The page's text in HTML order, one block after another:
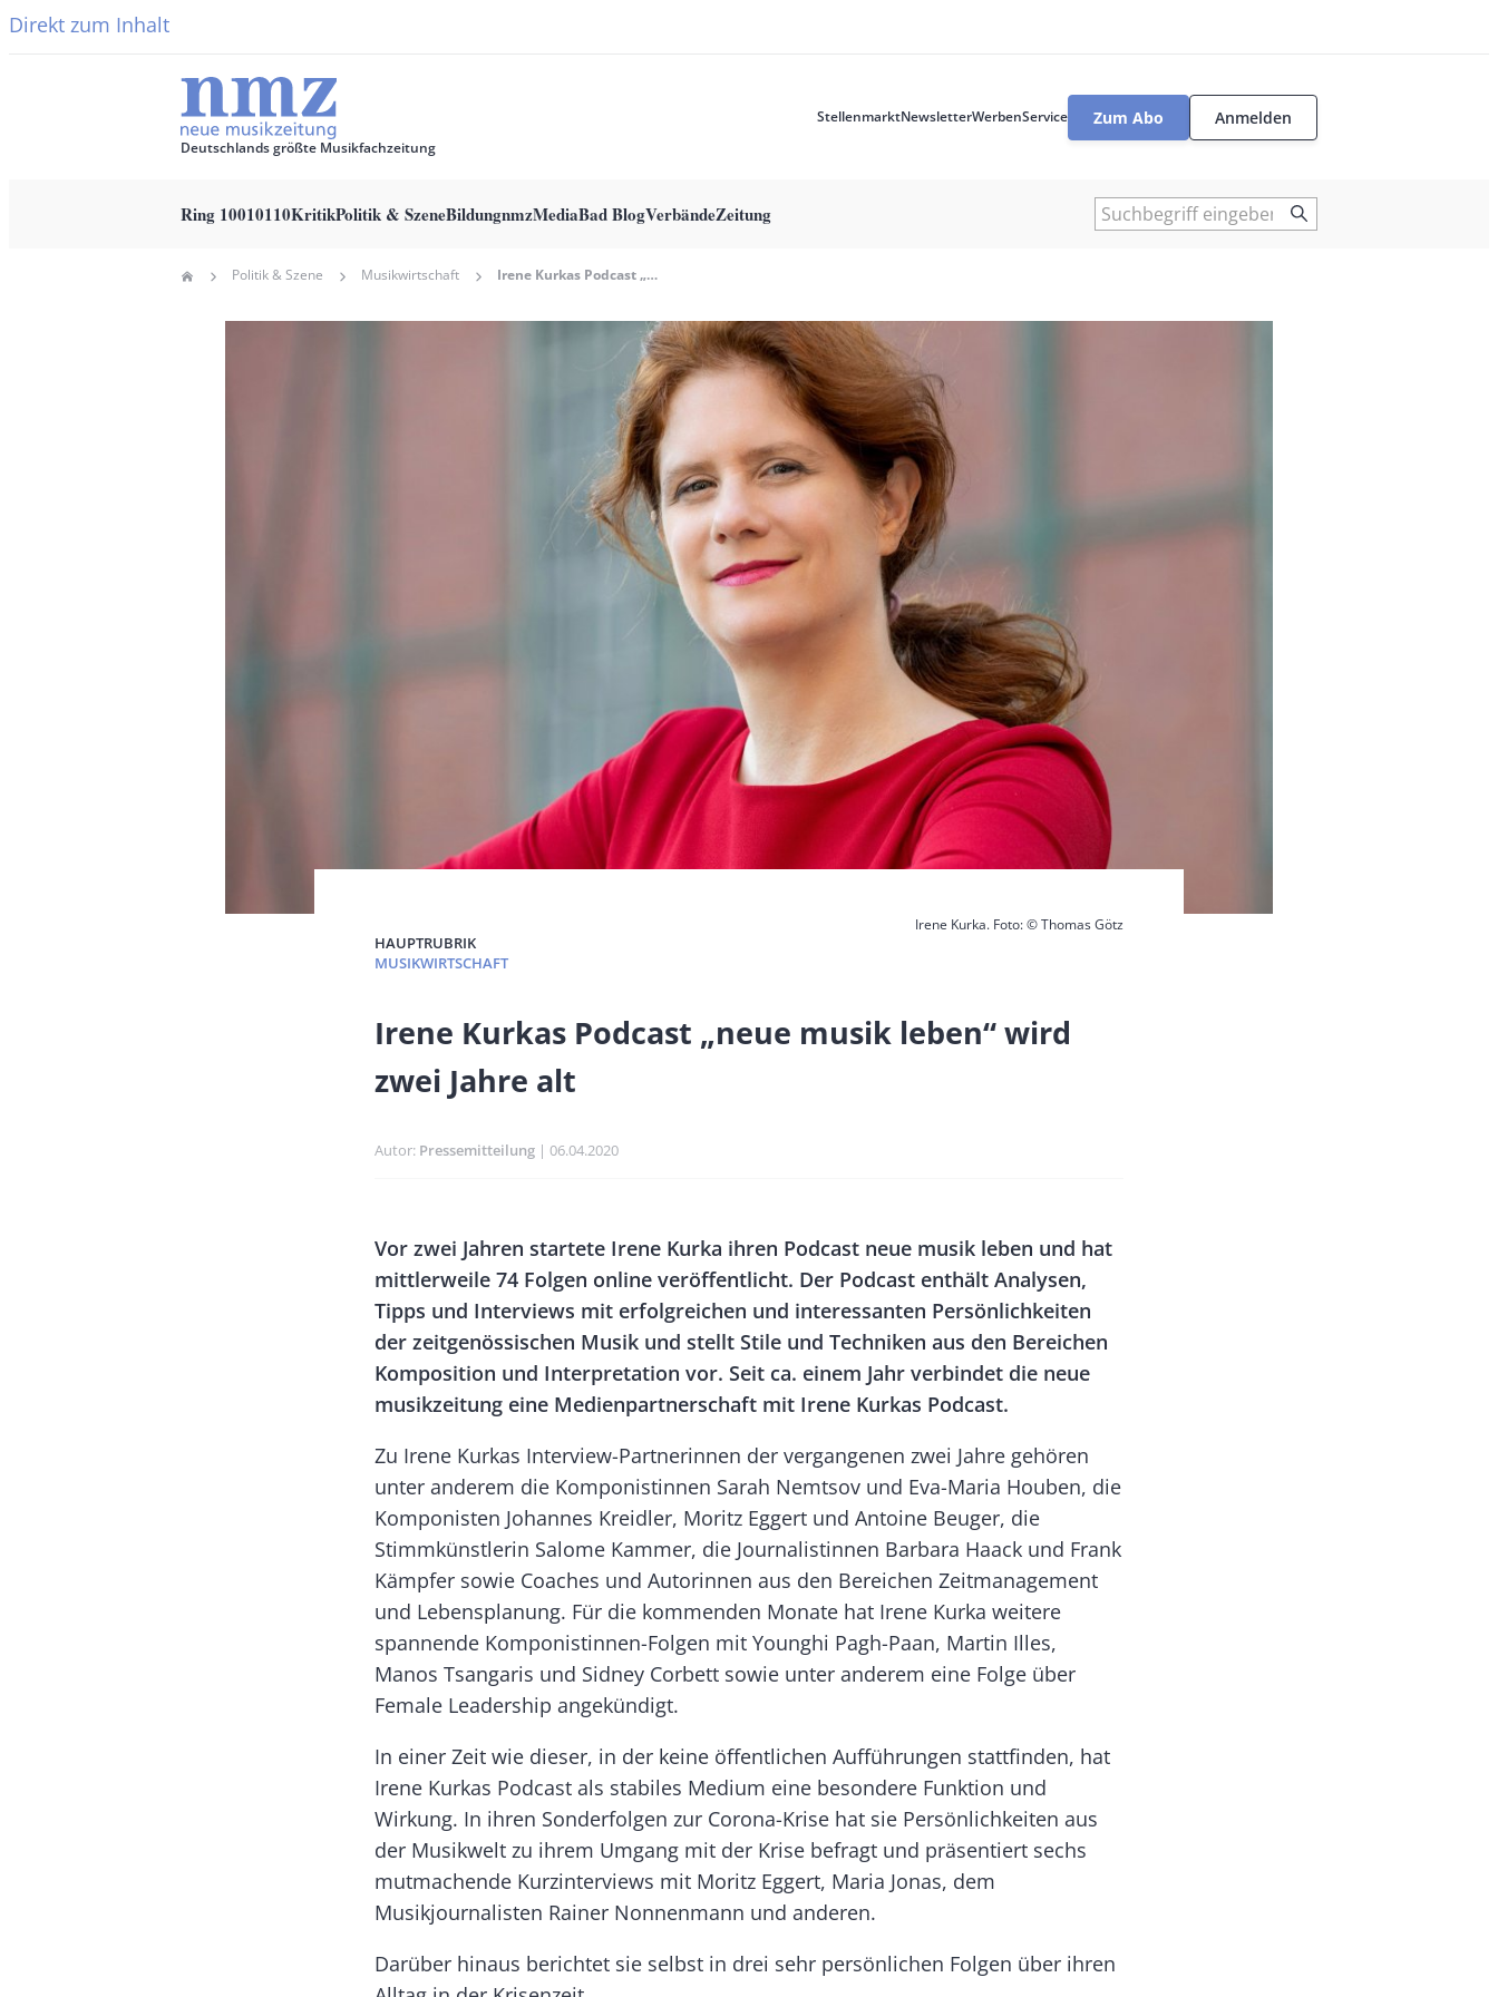
Direkt zum Inhalt
Deutschlands größte Musikfachzeitung
StellenmarktNewsletterWerbenService
User
Zum Abo Anmelden
navigation
Ring 10010110KritikPolitik & SzeneBildungnmzMediaBad BlogVerbändeZeitung Suche
Pfadnavigation
Home Politik & Szene Musikwirtschaft Irene Kurkas Podcast „neue Musik Leben“ Wird Zwei Jahre Alt
Irene Kurka. Foto: © Thomas Götz
HAUPTRUBRIK
MUSIKWIRTSCHAFT
Banner
Size
Irene Kurkas Podcast „neue musik leben“ wird
zwei Jahre alt
Autor Pressemitteilung Publikationsdatum
06.04.2020
Rectangle
Left
Rectangle
Right
Body
Vor zwei Jahren startete Irene Kurka ihren Podcast neue musik leben und hat
mittlerweile 74 Folgen online veröffentlicht. Der Podcast enthält Analysen,
Tipps und Interviews mit erfolgreichen und interessanten Persönlichkeiten
der zeitgenössischen Musik und stellt Stile und Techniken aus den Bereichen
Komposition und Interpretation vor. Seit ca. einem Jahr verbindet die neue
musikzeitung eine Medienpartnerschaft mit Irene Kurkas Podcast.
Zu Irene Kurkas Interview-Partnerinnen der vergangenen zwei Jahre gehören
unter anderem die Komponistinnen Sarah Nemtsov und Eva-Maria Houben, die
Komponisten Johannes Kreidler, Moritz Eggert und Antoine Beuger, die
Stimmkünstlerin Salome Kammer, die Journalistinnen Barbara Haack und Frank
Kämpfer sowie Coaches und Autorinnen aus den Bereichen Zeitmanagement
und Lebensplanung. Für die kommenden Monate hat Irene Kurka weitere
spannende Komponistinnen-Folgen mit Younghi Pagh-Paan, Martin Illes,
Manos Tsangaris und Sidney Corbett sowie unter anderem eine Folge über
Female Leadership angekündigt.
In einer Zeit wie dieser, in der keine öffentlichen Aufführungen stattfinden, hat
Irene Kurkas Podcast als stabiles Medium eine besondere Funktion und
Wirkung. In ihren Sonderfolgen zur Corona-Krise hat sie Persönlichkeiten aus
der Musikwelt zu ihrem Umgang mit der Krise befragt und präsentiert sechs
mutmachende Kurzinterviews mit Moritz Eggert, Maria Jonas, dem
Musikjournalisten Rainer Nonnenmann und anderen.
Darüber hinaus berichtet sie selbst in drei sehr persönlichen Folgen über ihren